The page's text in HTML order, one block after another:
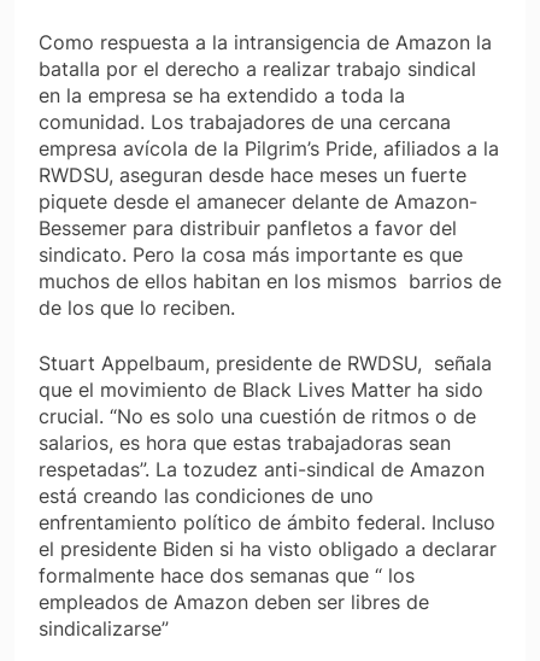
Como respuesta a la intransigencia de Amazon la
batalla por el derecho a realizar trabajo sindical
en la empresa se ha extendido a toda la
comunidad. Los trabajadores de una cercana
empresa avícola de la Pilgrim’s Pride, afiliados a la
RWDSU, aseguran desde hace meses un fuerte
piquete desde el amanecer delante de Amazon-
Bessemer para distribuir panfletos a favor del
sindicato. Pero la cosa más importante es que
muchos de ellos habitan en los mismos barrios de
de los que lo reciben.
Stuart Appelbaum, presidente de RWDSU, señala
que el movimiento de Black Lives Matter ha sido
crucial. “No es solo una cuestión de ritmos o de
salarios, es hora que estas trabajadoras sean
respetadas”. La tozudez anti-sindical de Amazon
está creando las condiciones de uno
enfrentamiento político de ámbito federal. Incluso
el presidente Biden si ha visto obligado a declarar
formalmente hace dos semanas que “ los
empleados de Amazon deben ser libres de
sindicalizarse”